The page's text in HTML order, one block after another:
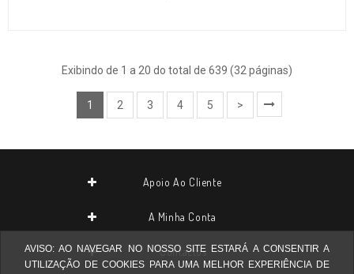
Exibindo de 1 a 20 do total de 639 (32 páginas)
1 2 3 4 5 >
AVISO: AO NAVEGAR NO NOSSO SITE ESTARÁ A CONSENTIR A
UTILIZAÇÃO DE COOKIES PARA UMA MELHOR EXPERIÊNCIA DE
Apoio Ao Cliente
A Minha Conta
Contactos